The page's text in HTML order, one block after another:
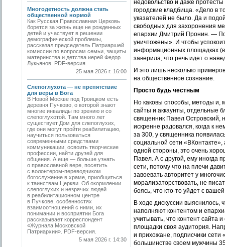
Многодетность должна стать
общественной нормой
Как Русская Православная Церковь
борется за жизнь еще не рожденных
детей и участвует в решении
демографической проблемы,
рассказал председатель Патриаршей
комиссии по вопросам семьи, защиты
материнства и детства иерей Федор
Лукьянов. PDF-версия.
25 мая 2026 г. 16:00
Слепоглухота — не препятствие
для веры в Бога
В Новой Москве под Троицком есть
деревня Пучково, о которой знают
многие инвалиды по зрению и со
слепоглухотой. Там много лет
существует Дом для слепоглухих,
где они могут пройти реабилитацию,
научиться пользоваться
современными средствами
коммуникации, освоить творческие
профессии, найти друзей для
общения. А еще — больше узнать
о православной вере, посетить
с волонтером-переводчиком
богослужение в храме, приобщиться
к таинствам Церкви. Об окормлении
слепоглухих и незрячих людей
в реабилитационном центре
в Пучкове, особенностях
взаимоотношений с ними, их
понимании и восприятии Бога
рассказывает корреспондент
«Журнала Московской
Патриархии». PDF-версия.
5 мая 2026 г. 14:30
недовольство и даже
городские кладбища. «Дело в
указателей не было. Да и
свободных для захоронения
епархии Дмитрий Пронин. —
уничтожены». И чтобы
информационных площадках (в
заверила, что речь идет о
И это лишь несколько
на общественное сознание.
Просто будь честным
Но каковы способы, методы и,
сайты и аккаунты, отдельные
священник Павел Островский,
искренне радовался, когда к
за 300, у священника
социальной сети «ВКонтакте»,
одной стороны, это очень
Павел. А с другой, ему иногда
сети, потому что на плечи
завоевать авторитет у
морализаторствовать, не
боясь, что кто-то уйдет с
В ходе дискуссии выяснилось,
наполняют контентом и
учитывать, что контент сайта
площадки своя аудитория.
и прихожане, подписчики
большинстве своем мужчины